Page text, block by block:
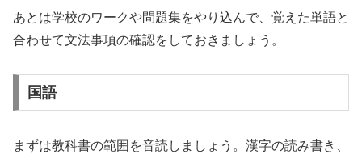
あとは学校のワークや問題集をやり込んで、覚えた単語と
合わせて文法事項の確認をしておきましょう。
国語
まずは教科書の範囲を音読しましょう。漢字の読み書き、